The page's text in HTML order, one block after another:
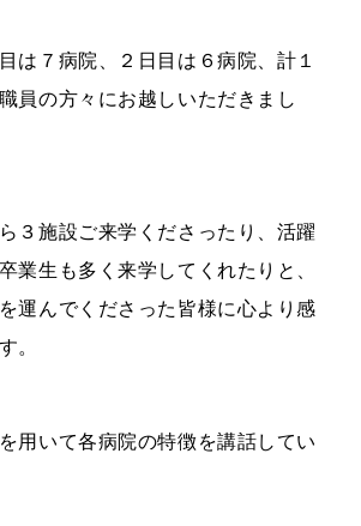
は７病院、２日目は６病院、計１
員の方々にお越しいただきまし
３施設ご来学くださったり、活躍
業生も多く来学してくれたりと、
運んでくださった皆様に心より感
。
用いて各病院の特徴を講話してい